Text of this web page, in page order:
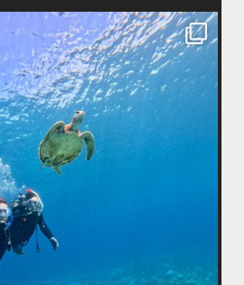
island.message
はいさい！
ンドメッセージです
•
が今シーズンも渡嘉敷島上陸ツアーとケラ
ケル班に分かれて毎日海へ行っております
•
いていてボートダイビングには最高のコン
ディションです！
たリピーターさんの子供が10才になったの
…なんて嬉しいシチュエーションもあり、
楽しくご一緒させて頂いてます
北風つづきのおかげでビーチが穏やか
...
8月 14